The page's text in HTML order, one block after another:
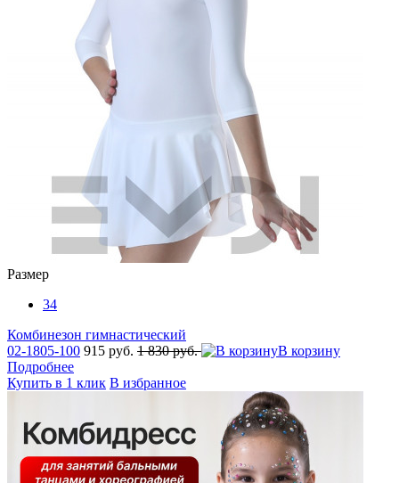
Размер
34
Комбинезон гимнастический
02-1805-100 915 руб. 1 830 руб.
В корзину
Подробнее
Купить в 1 клик В избранное